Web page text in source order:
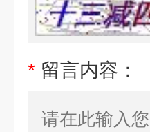
* 留言内容：